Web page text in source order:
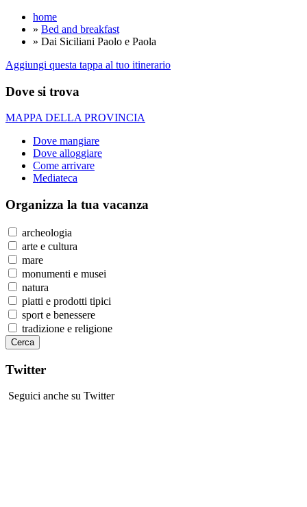
home
» Bed and breakfast
» Dai Siciliani Paolo e Paola
Aggiungi questa tappa al tuo itinerario
Dove si trova
MAPPA DELLA PROVINCIA
Dove mangiare
Dove alloggiare
Come arrivare
Mediateca
Organizza la tua vacanza
archeologia
arte e cultura
mare
monumenti e musei
natura
piatti e prodotti tipici
sport e benessere
tradizione e religione
Twitter
Seguici anche su Twitter